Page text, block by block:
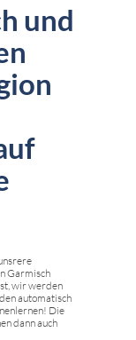
und
Garmisch
wir werden
automatisch
Die
dann auch